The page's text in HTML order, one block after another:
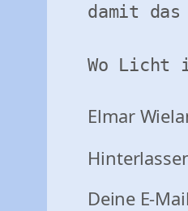
damit
Wo Licht
Elmar
Deine E-